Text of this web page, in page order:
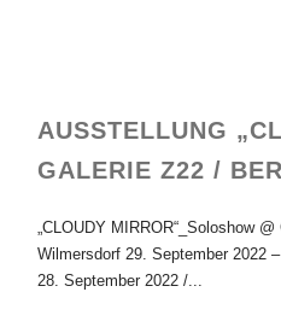
AUSSTELLUNG
GALERIE Z22 /
„CLOUDY MIRROR“_Soloshow
Wilmersdorf 29. September 2022
28. September 2022 /...